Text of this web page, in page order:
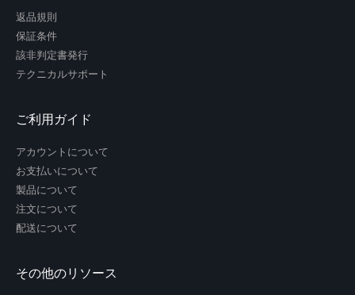
返品規則
保証条件
該非判定書発行
テクニカルサポート
ご利用ガイド
アカウントについて
お支払いについて
製品について
注文について
配送について
その他のリソース